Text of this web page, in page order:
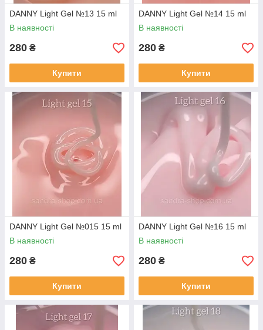
DANNY Light Gel №13 15 ml
В наявності
280 ₴
Купити
DANNY Light Gel №14 15 ml
В наявності
280 ₴
Купити
DANNY Light Gel №015 15 ml
В наявності
280 ₴
Купити
DANNY Light Gel №16 15 ml
В наявності
280 ₴
Купити